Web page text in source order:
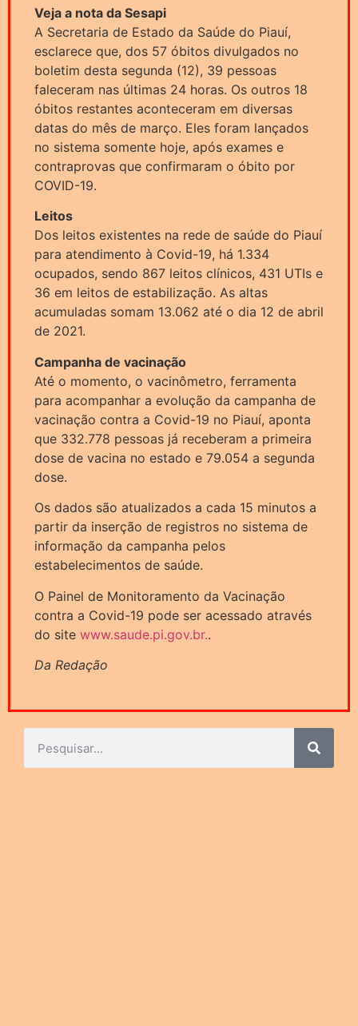
Veja a nota da Sesapi
A Secretaria de Estado da Saúde do Piauí,
esclarece que, dos 57 óbitos divulgados no
boletim desta segunda (12), 39 pessoas
faleceram nas últimas 24 horas. Os outros 18
óbitos restantes aconteceram em diversas
datas do mês de março. Eles foram lançados
no sistema somente hoje, após exames e
contraprovas que confirmaram o óbito por
COVID-19.
Leitos
Dos leitos existentes na rede de saúde do Piauí
para atendimento à Covid-19, há 1.334
ocupados, sendo 867 leitos clínicos, 431 UTIs e
36 em leitos de estabilização. As altas
acumuladas somam 13.062 até o dia 12 de abril
de 2021.
Campanha de vacinação
Até o momento, o vacinômetro, ferramenta
para acompanhar a evolução da campanha de
vacinação contra a Covid-19 no Piauí, aponta
que 332.778 pessoas já receberam a primeira
dose de vacina no estado e 79.054 a segunda
dose.
Os dados são atualizados a cada 15 minutos a
partir da inserção de registros no sistema de
informação da campanha pelos
estabelecimentos de saúde.
O Painel de Monitoramento da Vacinação
contra a Covid-19 pode ser acessado através
do site www.saude.pi.gov.br..
Da Redação